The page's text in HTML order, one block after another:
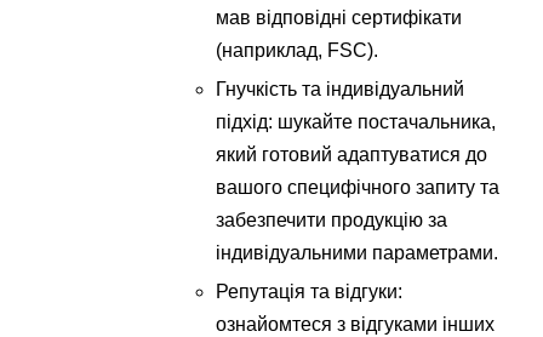
мав відповідні сертифікати
(наприклад, FSC).
Гнучкість та індивідуальний
підхід: шукайте постачальника,
який готовий адаптуватися до
вашого специфічного запиту та
забезпечити продукцію за
індивідуальними параметрами.
Репутація та відгуки:
ознайомтеся з відгуками інших